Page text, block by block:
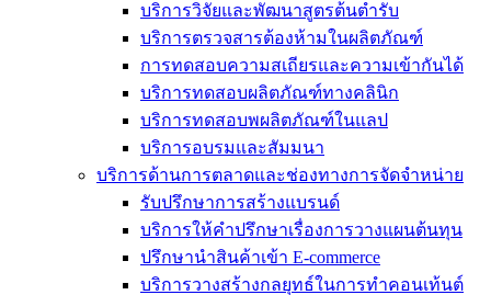
บริการวิจัยและพัฒนาสูตรต้นตำรับ
บริการตรวจสารต้องห้ามในผลิตภัณฑ์
การทดสอบความสเถียรและความเข้ากันได้
บริการทดสอบผลิตภัณฑ์ทางคลินิก
บริการทดสอบพผลิตภัณฑ์ในแลป
บริการอบรมและสัมมนา
บริการด้านการตลาดและช่องทางการจัดจำหน่าย
รับปรึกษาการสร้างแบรนด์
บริการให้คำปรึกษาเรื่องการวางแผนต้นทุน
ปรึกษานำสินค้าเข้า E-commerce
บริการวางสร้างกลยุทธ์ในการทำคอนเท้นต์